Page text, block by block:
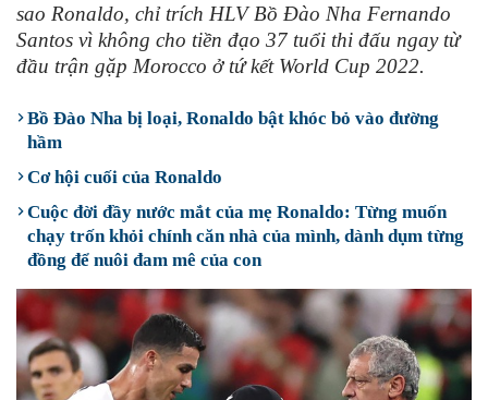
sao Ronaldo, chỉ trích HLV Bồ Đào Nha Fernando
Santos vì không cho tiền đạo 37 tuổi thi đấu ngay từ
đầu trận gặp Morocco ở tứ kết World Cup 2022.
Bồ Đào Nha bị loại, Ronaldo bật khóc bỏ vào đường
hầm
Cơ hội cuối của Ronaldo
Cuộc đời đầy nước mắt của mẹ Ronaldo: Từng muốn
chạy trốn khỏi chính căn nhà của mình, dành dụm từng
đồng để nuôi đam mê của con